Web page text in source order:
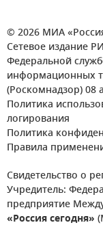
© 2026 МИА
Сетевое издание
Федеральной
информационных
(Роскомнадзор) 08
Политика
логирования
Политика
Правила
Свидетельство о
Учредитель:
предприятие
«Россия сегодня»